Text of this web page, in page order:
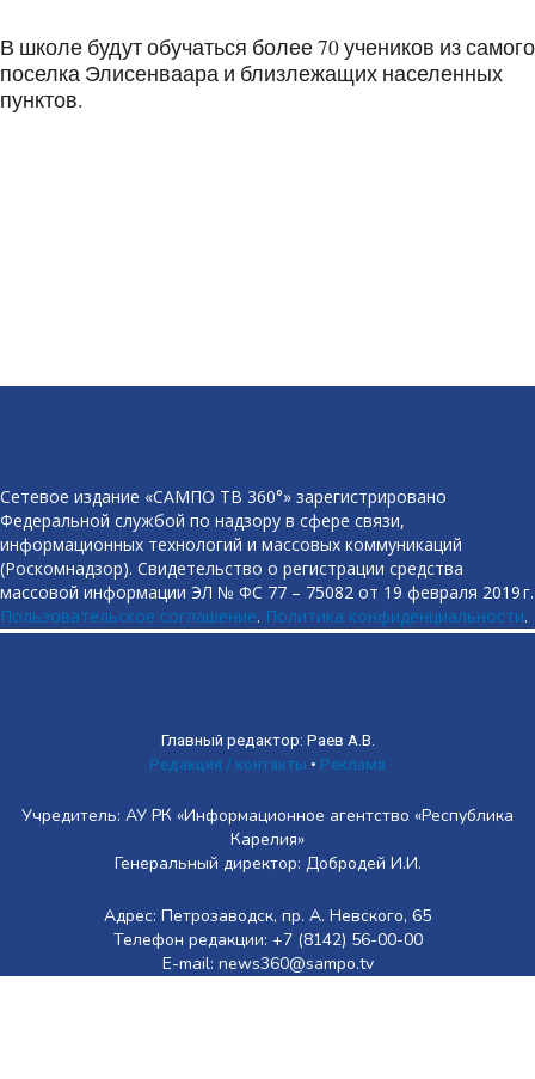
В школе будут обучаться более 70 учеников из самого
поселка Элисенваара и близлежащих населенных
пунктов.
Сетевое издание «САМПО ТВ 360°» зарегистрировано
Федеральной службой по надзору в сфере связи,
информационных технологий и массовых коммуникаций
(Роскомнадзор). Свидетельство о регистрации средства
массовой информации ЭЛ № ФС 77 – 75082 от 19 февраля 2019 г.
Пользовательское соглашение. Политика конфиденциальности.
Главный редактор: Раев А.В.
Редакция / контакты • Реклама
Учредитель: АУ РК «Информационное агентство «Республика
Карелия»
Генеральный директор: Добродей И.И.
Адрес: Петрозаводск, пр. А. Невского, 65
Телефон редакции: +7 (8142) 56-00-00
E-mail: news360@sampo.tv